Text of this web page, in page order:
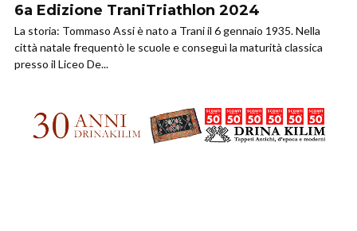
6a Edizione TraniTriathlon 2024
La storia: Tommaso Assi è nato a Trani il 6 gennaio 1935. Nella
città natale frequentò le scuole e conseguì la maturità classica
presso il Liceo De...